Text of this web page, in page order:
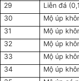
29
Liễn đá
30
Mộ úp
31
Mộ úp
32
Mộ úp
33
Mộ úp
34
Mộ úp